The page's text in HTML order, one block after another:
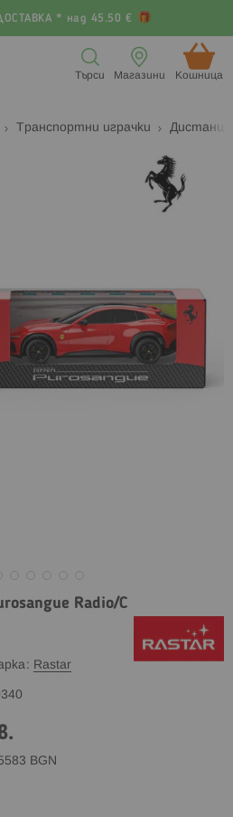
* над 45.50 €
Кошница (
Магазини
Търси
Транспортни играчки
Radio/C
Rastar
BGN